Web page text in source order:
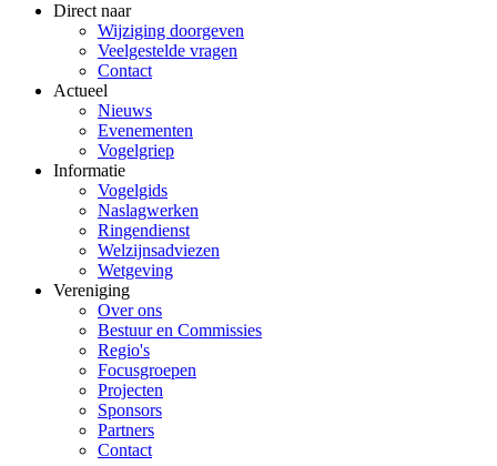
Direct naar
Wijziging doorgeven
Veelgestelde vragen
Contact
Actueel
Nieuws
Evenementen
Vogelgriep
Informatie
Vogelgids
Naslagwerken
Ringendienst
Welzijnsadviezen
Wetgeving
Vereniging
Over ons
Bestuur en Commissies
Regio's
Focusgroepen
Projecten
Sponsors
Partners
Contact